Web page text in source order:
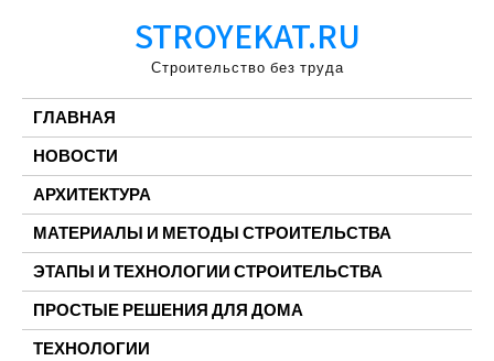
STROYEKAT.RU
Строительство без труда
ГЛАВНАЯ
НОВОСТИ
АРХИТЕКТУРА
МАТЕРИАЛЫ И МЕТОДЫ СТРОИТЕЛЬСТВА
ЭТАПЫ И ТЕХНОЛОГИИ СТРОИТЕЛЬСТВА
ПРОСТЫЕ РЕШЕНИЯ ДЛЯ ДОМА
ТЕХНОЛОГИИ